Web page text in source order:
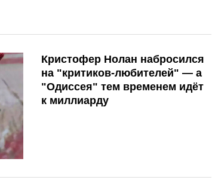
Кристофер Нолан набросился
на "критиков-любителей" — а
"Одиссея" тем временем идёт
к миллиарду